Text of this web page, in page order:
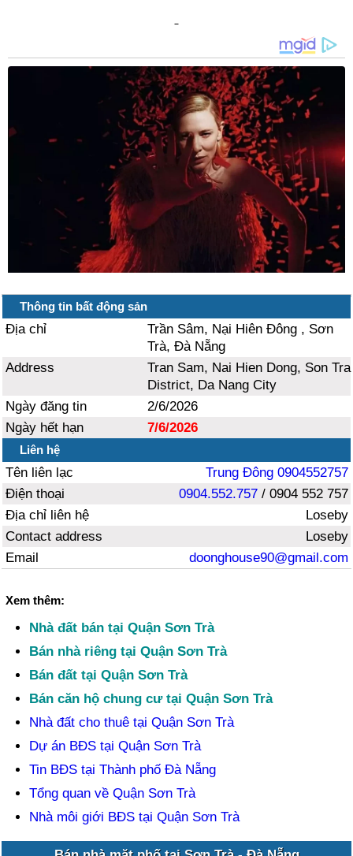
Thông tin bất động sản
Địa chỉ
Trần Sâm, Nại Hiên Đông , Sơn
Trà, Đà Nẵng
Address
Tran Sam, Nai Hien Dong, Son Tra
District, Da Nang City
Ngày đăng tin
2/6/2026
Ngày hết hạn
7/6/2026
Liên hệ
Tên liên lạc
Trung Đông 0904552757
Điện thoại
0904.552.757/ 0904 552 757
Địa chỉ liên hệ
Loseby
Contact address
Loseby
Email
doonghouse90@gmail.com
Xem thêm:
Nhà đất bán tại Quận Sơn Trà
Bán nhà riêng tại Quận Sơn Trà
Bán đất tại Quận Sơn Trà
Bán căn hộ chung cư tại Quận Sơn Trà
Nhà đất cho thuê tại Quận Sơn Trà
Dự án BĐS tại Quận Sơn Trà
Tin BĐS tại Thành phố Đà Nẵng
Tổng quan về Quận Sơn Trà
Nhà môi giới BĐS tại Quận Sơn Trà